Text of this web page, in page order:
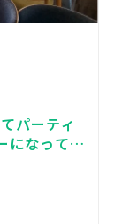
パーティ
になってみ